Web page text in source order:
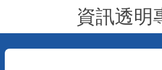
資訊透明